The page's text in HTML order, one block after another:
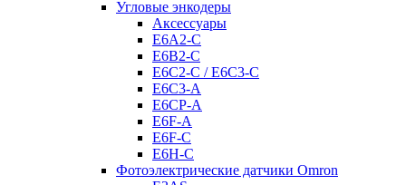
Угловые энкодеры
Аксессуары
E6A2-C
E6B2-C
E6C2-C / E6C3-C
E6C3-A
E6CP-A
E6F-A
E6F-C
E6H-C
Фотоэлектрические датчики Omron